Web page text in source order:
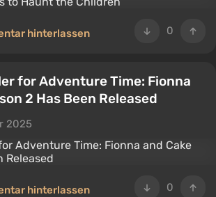
0
hinterlassen
for Adventure Time: Fionna
2 Has Been Released
2025
0
hinterlassen